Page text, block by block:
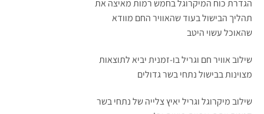
הגדרת כוח המיקרוגל בחמש רמות מאיצה את
תהליך הבישול בעוד שהאוויר החם מוודא
שהאוכל עשוי היטב
שילוב אוויר חם וגריל בו-זמנית יביא לתוצאות
מצוינות בבישול נתחי בשר גדולים
שילוב מיקרוגל וגריל יאיץ צלייה של נתחי בשר